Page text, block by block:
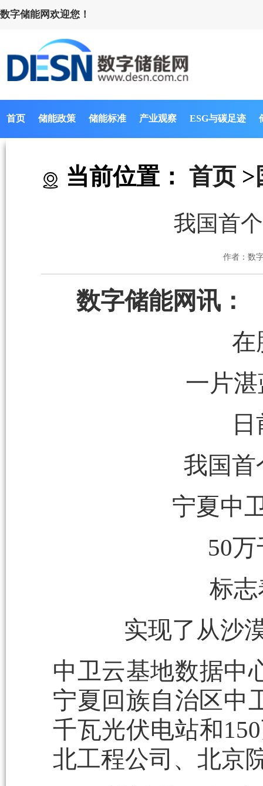
数字储能网欢迎您！
首页 储能政策 储能标准 产业观察 ESG与碳足迹
当前位置： 首页 >
我国首
作者：数
数字储能网讯：
在
一片
我国首
宁夏中
50
标志
实现了从沙
中卫云基地数据中
宁夏回族自治区中
千瓦光伏电站和
北工程公司、北京